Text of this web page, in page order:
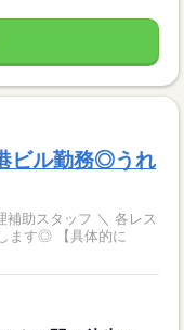
ビル勤務◎うれ
タッフ ＼ 各レス
具体的に